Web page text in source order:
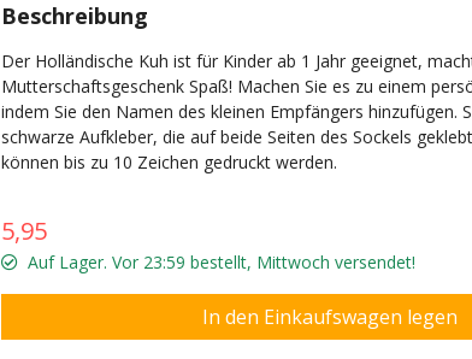
Beschreibung
Der Holländische Kuh ist für Kinder ab 1 Jahr geeignet,
Mutterschaftsgeschenk Spaß! Machen Sie es zu einem
indem Sie den Namen des kleinen Empfängers hinzufügen.
schwarze Aufkleber, die auf beide Seiten des Sockels
können bis zu 10 Zeichen gedruckt werden.
5,95
Auf Lager. Vor 23:59 bestellt, Mittwoch versendet!